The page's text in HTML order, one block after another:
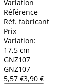
Variation
Référence
Réf. fabricant
Prix
Variation:
17,5 cm
GNZ107
GNZ107
5,57 €3,90 €